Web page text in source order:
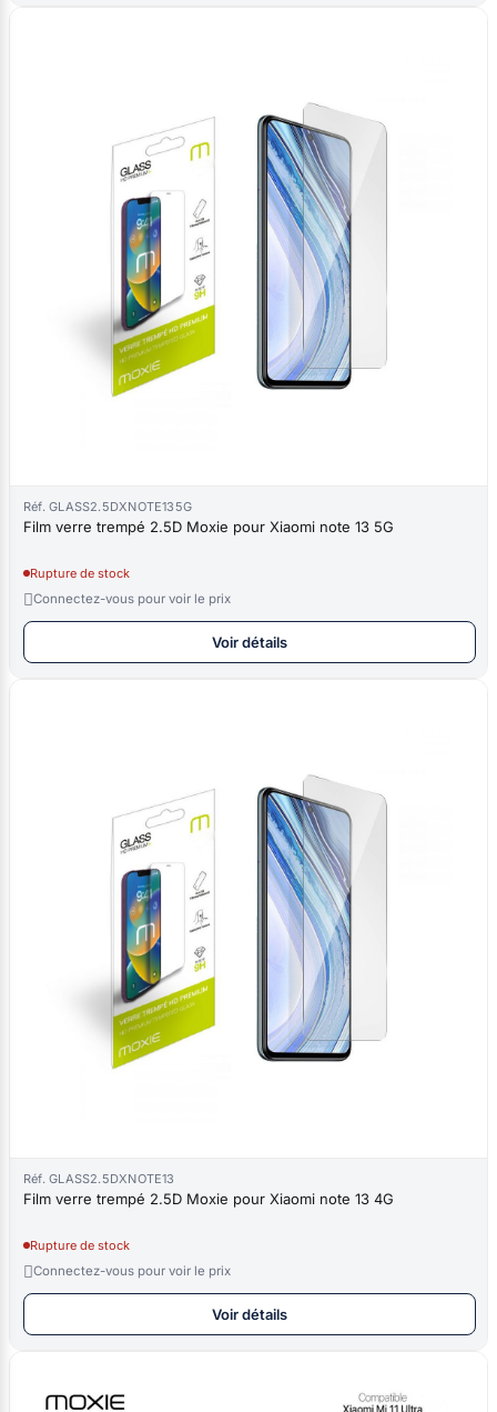
Réf. GLASS2.5DXNOTE135G
Film verre trempé 2.5D Moxie pour Xiaomi note 13 5G
Rupture de stock
Connectez-vous pour voir le prix
Voir détails
Réf. GLASS2.5DXNOTE13
Film verre trempé 2.5D Moxie pour Xiaomi note 13 4G
Rupture de stock
Connectez-vous pour voir le prix
Voir détails